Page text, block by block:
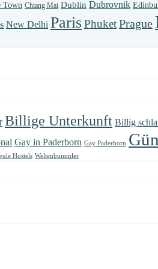
Town Chiang Mai Dublin Dubrovnik
New Delhi ParisPhuketPrague
Billige Unterkunft Billig
Gay in Paderborn Gay Paderborn
Hostels Weltenbummler